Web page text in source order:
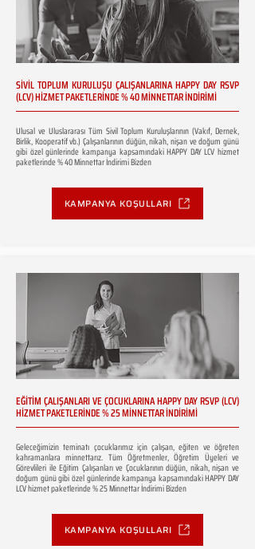
SİVİL TOPLUM KURULUŞU ÇALIŞANLARINA HAPPY DAY RSVP
(LCV) HİZMET PAKETLERİNDE % 40 MİNNETTAR İNDİRİMİ
Ulusal ve Uluslararası Tüm Sivil Toplum Kuruluşlarının (Vakıf, Dernek,
Birlik, Kooperatif vb.) Çalışanlarının düğün, nikah, nişan ve doğum günü
gibi özel günlerinde kampanya kapsamındaki HAPPY DAY LCV hizmet
paketlerinde % 40 Minnettar İndirimi Bizden
KAMPANYA KOŞULLARI
EĞİTİM ÇALIŞANLARI VE ÇOCUKLARINA HAPPY DAY RSVP (LCV)
HİZMET PAKETLERİNDE % 25 MİNNETTAR İNDİRİMİ
Geleceğimizin teminatı çocuklarımız için çalışan, eğiten ve öğreten
kahramanlara minnettarız. Tüm Öğretmenler, Öğretim Üyeleri ve
Görevlileri ile Eğitim Çalışanları ve Çocuklarının düğün, nikah, nişan ve
doğum günü gibi özel günlerinde kampanya kapsamındaki HAPPY DAY
LCV hizmet paketlerinde % 25 Minnettar İndirimi Bizden
KAMPANYA KOŞULLARI